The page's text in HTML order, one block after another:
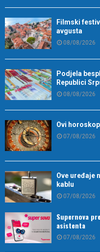
Filmski
avgusta
08/08/2026
Podjela
Republici
08/08/2026
Ovi
07/08/2026
Ove uređaje
kablu
07/08/2026
Supernova
asistenta
07/08/2026